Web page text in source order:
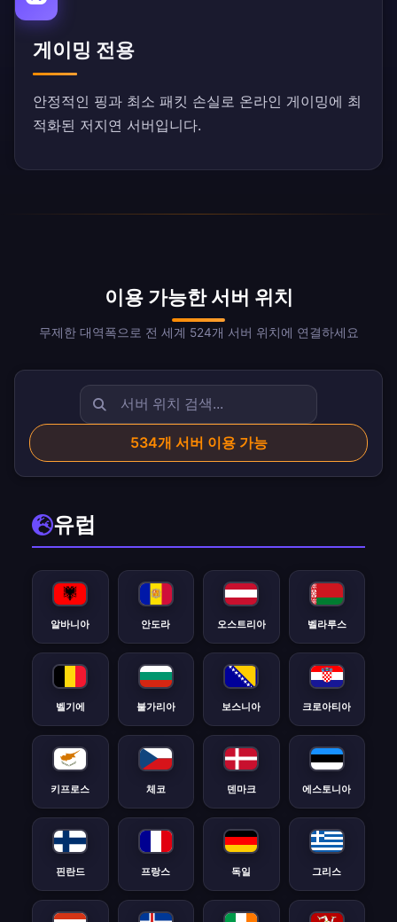
게이밍 전용
안정적인 핑과 최소 패킷 손실로 온라인 게이밍에 최
적화된 저지연 서버입니다.
이용 가능한 서버 위치
무제한 대역폭으로 전 세계 524개 서버 위치에 연결하세요
534개 서버 이용 가능
유럽
알바니아 안도라 오스트리아 벨라루스
벨기에 불가리아 보스니아 크로아티아
키프로스 체코 덴마크 에스토니아
핀란드 프랑스 독일 그리스